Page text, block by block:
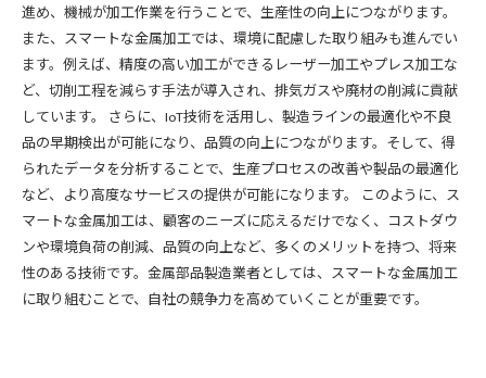
進め、機械が加工作業を行うことで、生産性の向上につながります。
また、スマートな金属加工では、環境に配慮した取り組みも進んでい
ます。例えば、精度の高い加工ができるレーザー加工やプレス加工な
ど、切削工程を減らす手法が導入され、排気ガスや廃材の削減に貢献
しています。 さらに、IoT技術を活用し、製造ラインの最適化や不良
品の早期検出が可能になり、品質の向上につながります。そして、得
られたデータを分析することで、生産プロセスの改善や製品の最適化
など、より高度なサービスの提供が可能になります。 このように、ス
マートな金属加工は、顧客のニーズに応えるだけでなく、コストダウ
ンや環境負荷の削減、品質の向上など、多くのメリットを持つ、将来
性のある技術です。金属部品製造業者としては、スマートな金属加工
に取り組むことで、自社の競争力を高めていくことが重要です。